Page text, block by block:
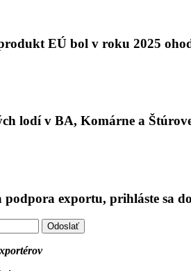
EÚ bol v roku 2025
lodí v BA, Komárne a
exportu, prihláste sa
Odoslať